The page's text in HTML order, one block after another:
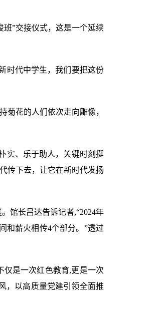
”交接仪式，这是一个延续
时代中学生，我们要把这份
菊花的人们依次走向雕像，
实、乐于助人，关键时刻挺
传下去，让它在新时代发扬
馆长吕达告诉记者,“2024年
和薪火相传4个部分。”透过
仅是一次红色教育,更是一次
，以高质量党建引领全面推